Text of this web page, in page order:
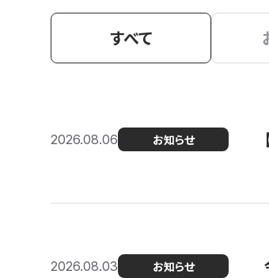
すべて
2026.08.06 お知らせ
2026.08.03 お知らせ